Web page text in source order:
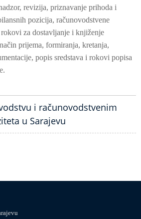
revizija, priznavanje prihoda i
pozicija, računovodstvene
za dostavljanje i knjiženje
prijema, formiranja, kretanja,
popis sredstava i rokovi popisa
i računovodstvenim
u Sarajevu